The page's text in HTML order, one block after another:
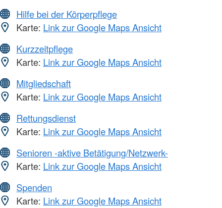
Hilfe bei der Körperpflege
Karte: Link zur Google Maps Ansicht
Kurzzeitpflege
Karte: Link zur Google Maps Ansicht
Mitgliedschaft
Karte: Link zur Google Maps Ansicht
Rettungsdienst
Karte: Link zur Google Maps Ansicht
Senioren -aktive Betätigung/Netzwerk-
Karte: Link zur Google Maps Ansicht
Spenden
Karte: Link zur Google Maps Ansicht